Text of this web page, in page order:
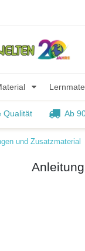
Qualität Ab
und Zusatzmaterial